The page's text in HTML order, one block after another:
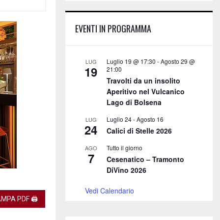
PDF 🖨
o
C
EVENTI IN PROGRAMMA
LUG
19
Luglio 19 @ 17:30 -Agosto 29 @
21:00
Travolti da un insolito
Aperitivo nel Vulcanico
Lago di Bolsena
LUG
24
Luglio 24-Agosto 16
Calici di Stelle 2026
AGO
7
Tutto il giorno
Cesenatico – Tramonto
DiVino 2026
Vedi Calendario